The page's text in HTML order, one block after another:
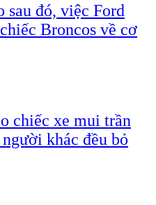
sau đó, việc Ford
Broncos về cơ
chiếc xe mui trần
khác đều bỏ